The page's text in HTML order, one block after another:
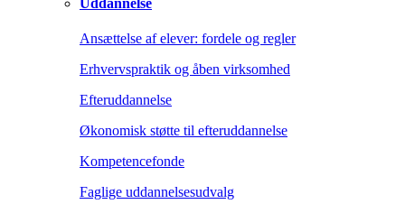
Ansættelse af elever: fordele og regler
Erhvervspraktik og åben virksomhed
Efteruddannelse
Økonomisk støtte til efteruddannelse
Kompetencefonde
Faglige uddannelsesudvalg